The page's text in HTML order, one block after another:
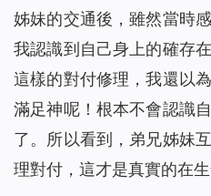
姊妹的交通後，雖然當時
我認識到自己身上的確存
這樣的對付修理，我還以
滿足神呢！根本不會認識
了。所以看到，弟兄姊妹
理對付，這才是真實的在生